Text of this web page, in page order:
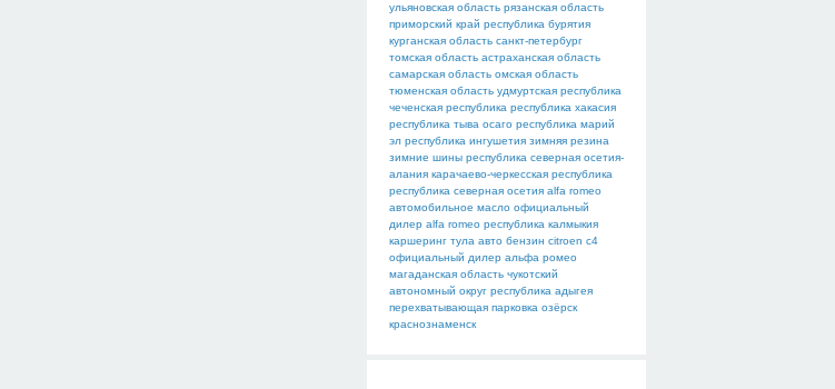
ульяновская область рязанская область
приморский край республика бурятия
курганская область санкт-петербург
томская область астраханская область
самарская область омская область
тюменская область удмуртская республика
чеченская республика республика хакасия
республика тыва осаго республика марий
эл республика ингушетия зимняя резина
зимние шины республика северная осетия-
алания карачаево-черкесская республика
республика северная осетия alfa romeo
автомобильное масло официальный
дилер alfa romeo республика калмыкия
каршеринг тула авто бензин citroen c4
официальный дилер альфа ромео
магаданская область чукотский
автономный округ республика адыгея
перехватывающая парковка озёрск
краснознаменск